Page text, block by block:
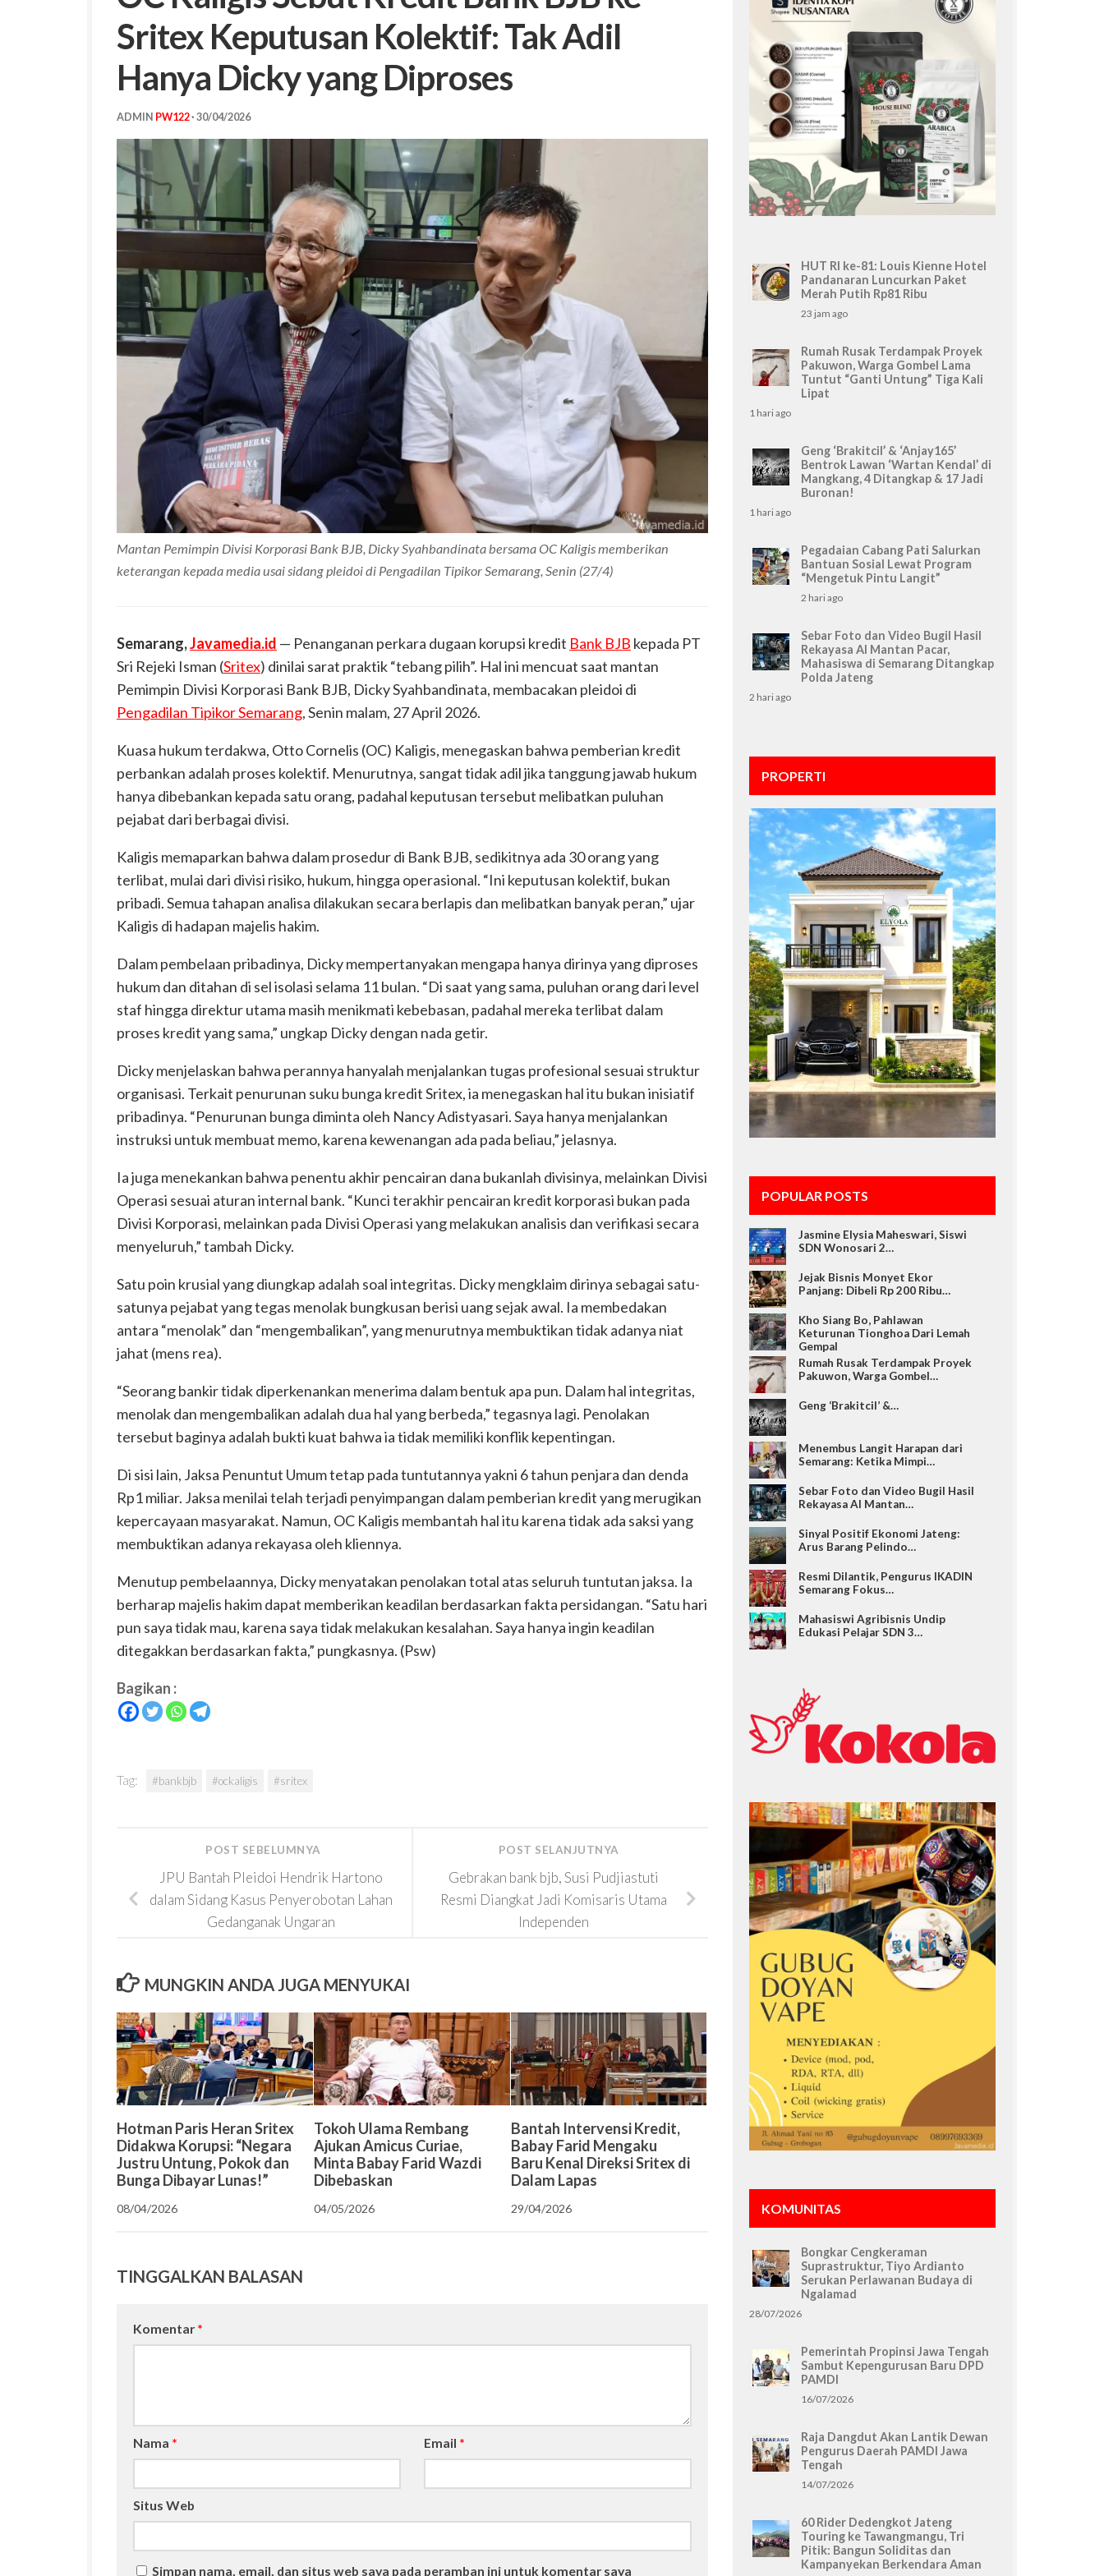
Sritex Keputusan Kolektif: Tak Adil
Hanya Dicky yang Diproses
ADMIN PW122· 30/04/2026
Mantan Pemimpin Divisi Korporasi Bank BJB, Dicky Syahbandinata bersama OC Kaligis memberikan
keterangan kepada media usai sidang pleidoi di Pengadilan Tipikor Semarang, Senin (27/4)
Semarang,Javamedia.id — Penanganan perkara dugaan korupsi kredit Bank BJB kepada PT
Sri Rejeki Isman (Sritex) dinilai sarat praktik “tebang pilih”. Hal ini mencuat saat mantan
Pemimpin Divisi Korporasi Bank BJB, Dicky Syahbandinata, membacakan pleidoi di
Pengadilan Tipikor Semarang, Senin malam, 27 April 2026.
Kuasa hukum terdakwa, Otto Cornelis (OC) Kaligis, menegaskan bahwa pemberian kredit
perbankan adalah proses kolektif. Menurutnya, sangat tidak adil jika tanggung jawab hukum
hanya dibebankan kepada satu orang, padahal keputusan tersebut melibatkan puluhan
pejabat dari berbagai divisi.
Kaligis memaparkan bahwa dalam prosedur di Bank BJB, sedikitnya ada 30 orang yang
terlibat, mulai dari divisi risiko, hukum, hingga operasional. “Ini keputusan kolektif, bukan
pribadi. Semua tahapan analisa dilakukan secara berlapis dan melibatkan banyak peran,” ujar
Kaligis di hadapan majelis hakim.
Dalam pembelaan pribadinya, Dicky mempertanyakan mengapa hanya dirinya yang diproses
hukum dan ditahan di sel isolasi selama 11 bulan. “Di saat yang sama, puluhan orang dari level
staf hingga direktur utama masih menikmati kebebasan, padahal mereka terlibat dalam
proses kredit yang sama,” ungkap Dicky dengan nada getir.
Dicky menjelaskan bahwa perannya hanyalah menjalankan tugas profesional sesuai struktur
organisasi. Terkait penurunan suku bunga kredit Sritex, ia menegaskan hal itu bukan inisiatif
pribadinya. “Penurunan bunga diminta oleh Nancy Adistyasari. Saya hanya menjalankan
instruksi untuk membuat memo, karena kewenangan ada pada beliau,” jelasnya.
Ia juga menekankan bahwa penentu akhir pencairan dana bukanlah divisinya, melainkan Divisi
Operasi sesuai aturan internal bank. “Kunci terakhir pencairan kredit korporasi bukan pada
Divisi Korporasi, melainkan pada Divisi Operasi yang melakukan analisis dan verifikasi secara
menyeluruh,” tambah Dicky.
Satu poin krusial yang diungkap adalah soal integritas. Dicky mengklaim dirinya sebagai satu-
satunya pejabat yang tegas menolak bungkusan berisi uang sejak awal. Ia membedakan
antara “menolak” dan “mengembalikan”, yang menurutnya membuktikan tidak adanya niat
jahat (mens rea).
“Seorang bankir tidak diperkenankan menerima dalam bentuk apa pun. Dalam hal integritas,
menolak dan mengembalikan adalah dua hal yang berbeda,” tegasnya lagi. Penolakan
tersebut baginya adalah bukti kuat bahwa ia tidak memiliki konflik kepentingan.
Di sisi lain, Jaksa Penuntut Umum tetap pada tuntutannya yakni 6 tahun penjara dan denda
Rp1 miliar. Jaksa menilai telah terjadi penyimpangan dalam pemberian kredit yang merugikan
kepercayaan masyarakat. Namun, OC Kaligis membantah hal itu karena tidak ada saksi yang
membuktikan adanya rekayasa oleh kliennya.
Menutup pembelaannya, Dicky menyatakan penolakan total atas seluruh tuntutan jaksa. Ia
berharap majelis hakim dapat memberikan keadilan berdasarkan fakta persidangan. “Satu hari
pun saya tidak mau, karena saya tidak melakukan kesalahan. Saya hanya ingin keadilan
ditegakkan berdasarkan fakta,” pungkasnya. (Psw)
Bagikan :
Tag: #bankbjb #ockaligis #sritex
POST SELANJUTNYA
Gebrakan bank bjb, Susi Pudjiastuti
Resmi Diangkat Jadi Komisaris Utama
Independen
POST SEBELUMNYA
JPU Bantah Pleidoi Hendrik Hartono
dalam Sidang Kasus Penyerobotan Lahan
Gedanganak Ungaran
MUNGKIN ANDA JUGA MENYUKAI
Hotman Paris Heran Sritex
Didakwa Korupsi: “Negara
Justru Untung, Pokok dan
Bunga Dibayar Lunas!”
08/04/2026
Tokoh Ulama Rembang
Ajukan Amicus Curiae,
Minta Babay Farid Wazdi
Dibebaskan
04/05/2026
Bantah Intervensi Kredit,
Babay Farid Mengaku
Baru Kenal Direksi Sritex di
Dalam Lapas
29/04/2026
TINGGALKAN BALASAN
Komentar *
Nama * Email *
Situs Web
Simpan nama, email, dan situs web saya pada peramban ini untuk komentar saya
HUT RI ke-81: Louis Kienne Hotel
Pandanaran Luncurkan Paket
Merah Putih Rp81 Ribu
23 jam ago
Rumah Rusak Terdampak Proyek
Pakuwon, Warga Gombel Lama
Tuntut “Ganti Untung” Tiga Kali
Lipat
1 hari ago
Geng ‘Brakitcil’ & ‘Anjay165’
Bentrok Lawan ‘Wartan Kendal’ di
Mangkang, 4 Ditangkap & 17 Jadi
Buronan!
1 hari ago
Pegadaian Cabang Pati Salurkan
Bantuan Sosial Lewat Program
“Mengetuk Pintu Langit”
2 hari ago
Sebar Foto dan Video Bugil Hasil
Rekayasa AI Mantan Pacar,
Mahasiswa di Semarang Ditangkap
Polda Jateng
2 hari ago
PROPERTI
POPULAR POSTS
Jasmine Elysia Maheswari, Siswi
SDN Wonosari 2…
Jejak Bisnis Monyet Ekor
Panjang: Dibeli Rp 200 Ribu…
Kho Siang Bo, Pahlawan
Keturunan Tionghoa Dari Lemah
Gempal
Rumah Rusak Terdampak Proyek
Pakuwon, Warga Gombel…
Geng ‘Brakitcil’ &…
Menembus Langit Harapan dari
Semarang: Ketika Mimpi…
Sebar Foto dan Video Bugil Hasil
Rekayasa AI Mantan…
Sinyal Positif Ekonomi Jateng:
Arus Barang Pelindo…
Resmi Dilantik, Pengurus IKADIN
Semarang Fokus…
Mahasiswi Agribisnis Undip
Edukasi Pelajar SDN 3…
KOMUNITAS
Bongkar Cengkeraman
Suprastruktur, Tiyo Ardianto
Serukan Perlawanan Budaya di
Ngalamad
28/07/2026
Pemerintah Propinsi Jawa Tengah
Sambut Kepengurusan Baru DPD
PAMDI
16/07/2026
Raja Dangdut Akan Lantik Dewan
Pengurus Daerah PAMDI Jawa
Tengah
14/07/2026
60 Rider Dedengkot Jateng
Touring ke Tawangmangu, Tri
Pitik: Bangun Soliditas dan
Kampanyekan Berkendara Aman